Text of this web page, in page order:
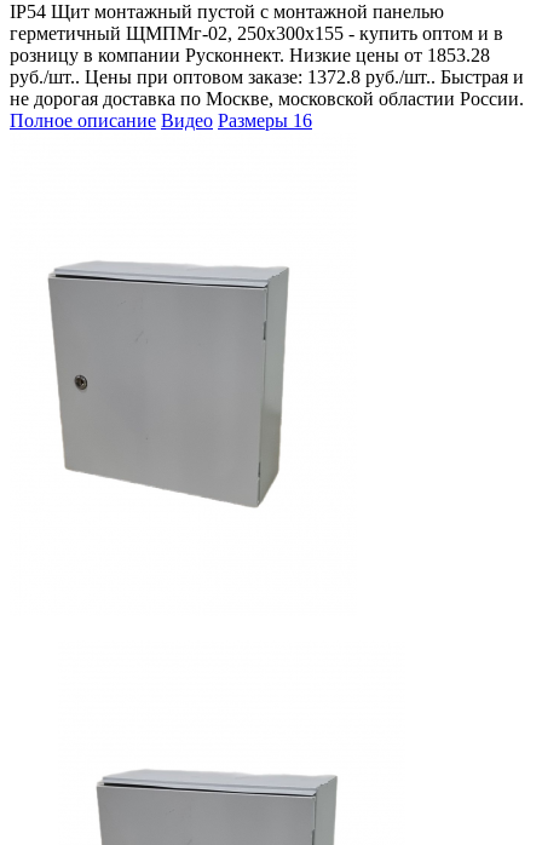
IP54 Щит монтажный пустой с монтажной панелью
герметичный ЩМПМг-02, 250х300х155 - купить оптом и в
розницу в компании Русконнект. Низкие цены от 1853.28
руб./шт.. Цены при оптовом заказе: 1372.8 руб./шт.. Быстрая и
не дорогая доставка по Москве, московской областии России.
Полное описание Видео Размеры 16